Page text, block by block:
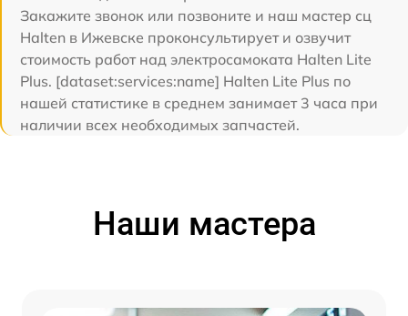
Закажите звонок или позвоните и наш мастер сц
Halten в Ижевске проконсультирует и озвучит
стоимость работ над электросамоката Halten Lite
Plus. [dataset:services:name] Halten Lite Plus по
нашей статистике в среднем занимает 3 часа при
наличии всех необходимых запчастей.
Наши мастера